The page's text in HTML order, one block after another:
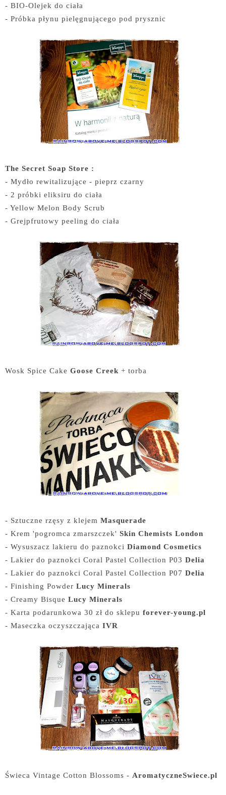
- BIO-Olejek do ciała
- Próbka płynu pielęgnującego pod prysznic
The Secret Soap Store :
- Mydło rewitalizujące - pieprz czarny
- 2 próbki eliksiru do ciała
- Yellow Melon Body Scrub
- Grejpfrutowy peeling do ciała
Wosk Spice Cake Goose Creek + torba
- Sztuczne rzęsy z klejem Masquerade
- Krem 'pogromca zmarszczek' Skin Chemists London
- Wysuszacz lakieru do paznokci Diamond Cosmetics
- Lakier do paznokci Coral Pastel Collection P03 Delia
- Lakier do paznokci Coral Pastel Collection P07 Delia
- Finishing Powder Lucy Minerals
- Creamy Bisque Lucy Minerals
- Karta podarunkowa 30 zł do sklepu forever-young.pl
- Maseczka oczyszczająca IVR
Świeca Vintage Cotton Blossoms - AromatyczneSwiece.pl